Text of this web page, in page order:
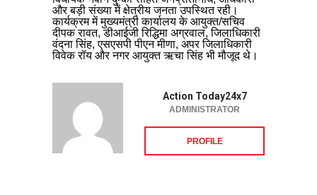
और बड़ी संख्या में क्षेत्रीय जनता उपस्थित रही।
कार्यक्रम में मुख्यमंत्री कार्यालय के आयुक्त/सचिव
दीपक रावत, डीआईजी रिद्धिमा अग्रवाल, जिलाधिकारी
वंदना सिंह, एसएसपी पीएन मीणा, अपर जिलाधिकारी
विवेक रॉय और नगर आयुक्त ऋचा सिंह भी मौजूद थे।
Action Today24x7
ADMINISTRATOR
PROFILE